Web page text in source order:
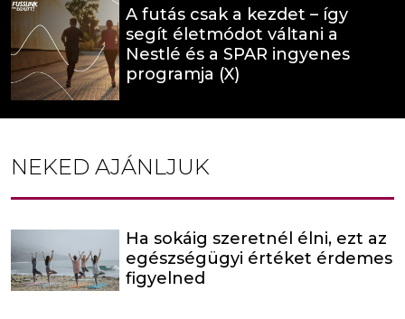
A futás csak a kezdet – így
segít életmódot váltani a
Nestlé és a SPAR ingyenes
programja (X)
NEKED AJÁNLJUK
Ha sokáig szeretnél élni, ezt az
egészségügyi értéket érdemes
figyelned